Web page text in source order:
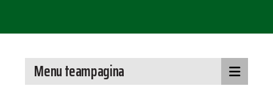
Menu teampagina